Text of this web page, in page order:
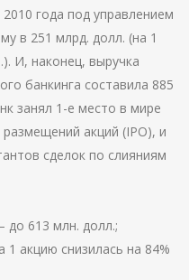
года под управлением
в 251 млрд. долл. (на 1
И, наконец, выручка
банкинга составила 885
занял 1-е место в мире
акций (IPO), и
сделок по слияниям
до 613 млн. долл.;
акцию снизилась на 84%